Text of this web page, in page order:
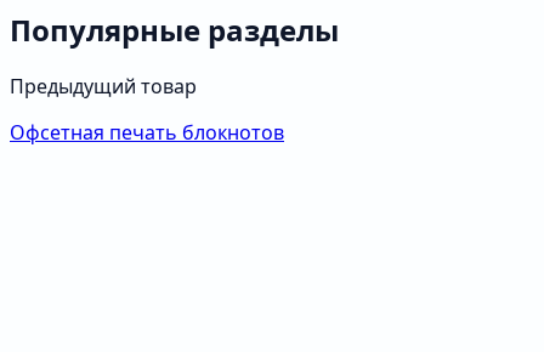
Популярные разделы
Предыдущий товар
Офсетная печать блокнотов